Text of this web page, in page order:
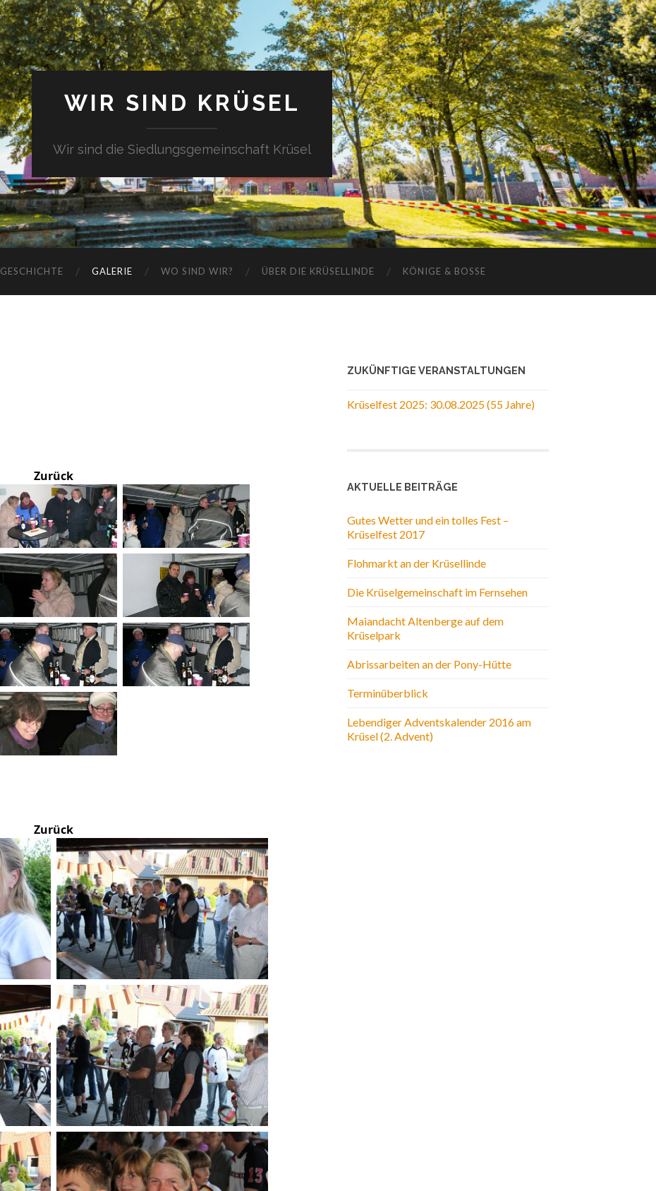
WIR SIND KRÜSEL
Wir sind die Siedlungsgemeinschaft Krüsel
GESCHICHTE GALERIE WO SIND WIR? ÜBER DIE KRÜSELLINDE KÖNIGE & BOSSE
Zurück
Zurück
ZUKÜNFTIGE VERANSTALTUNGEN
Krüselfest 2025: 30.08.2025 (55 Jahre)
AKTUELLE BEITRÄGE
Gutes Wetter und ein tolles Fest –
Krüselfest 2017
Flohmarkt an der Krüsellinde
Die Krüselgemeinschaft im Fernsehen
Maiandacht Altenberge auf dem
Krüselpark
Abrissarbeiten an der Pony-Hütte
Terminüberblick
Lebendiger Adventskalender 2016 am
Krüsel (2. Advent)